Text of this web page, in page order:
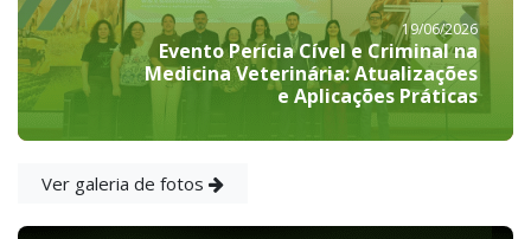
19/06/2026
Evento Perícia Cível e Criminal na
Medicina Veterinária: Atualizações
e Aplicações Práticas
Ver galeria de fotos